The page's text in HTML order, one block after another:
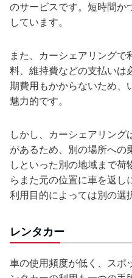
のサービスです。短時間か
しています。
また、カーシェアリングで
料、維持費などの支払いは
期費用もかからないため、
魅力的です。
しかし、カーシェアリン
があるため、別の場所への
しといった別の地域まで荷
らまた元の位置に車を返し
利用目的によっては別の選
レンタカー
車の使用頻度が低く、スポ